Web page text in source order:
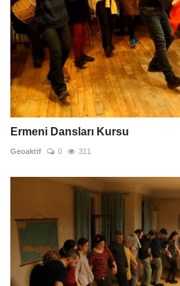
Ermeni Dansları Kursu
Geoaktif 0 311